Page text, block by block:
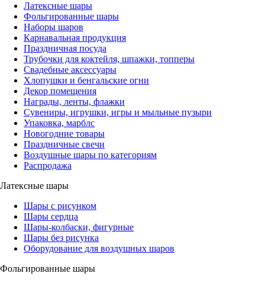
Латексные шары
Фольгированные шары
Наборы шаров
Карнавальная продукция
Праздничная посуда
Трубочки для коктейля, шпажки, топперы
Свадебные аксессуары
Хлопушки и бенгальские огни
Декор помещения
Награды, ленты, флажки
Сувениры, игрушки, игры и мыльные пузыри
Упаковка, марблс
Новогодние товары
Праздничные свечи
Воздушные шары по категориям
Распродажа
Латексные шары
Шары с рисунком
Шары сердца
Шары-колбаски, фигурные
Шары без рисунка
Оборудование для воздушных шаров
Фольгированные шары